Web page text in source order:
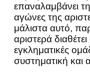
επαναλαμβάνει
αγώνες της
μάλιστα αυτό,
αριστερά
εγκληματικές
συστηματική και